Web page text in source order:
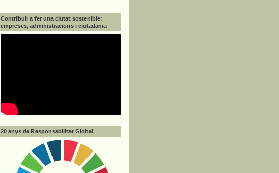
Contribuir a fer una ciutat sostenible:
empreses, administracions i ciutadania
20 anys de Responsabilitat Global